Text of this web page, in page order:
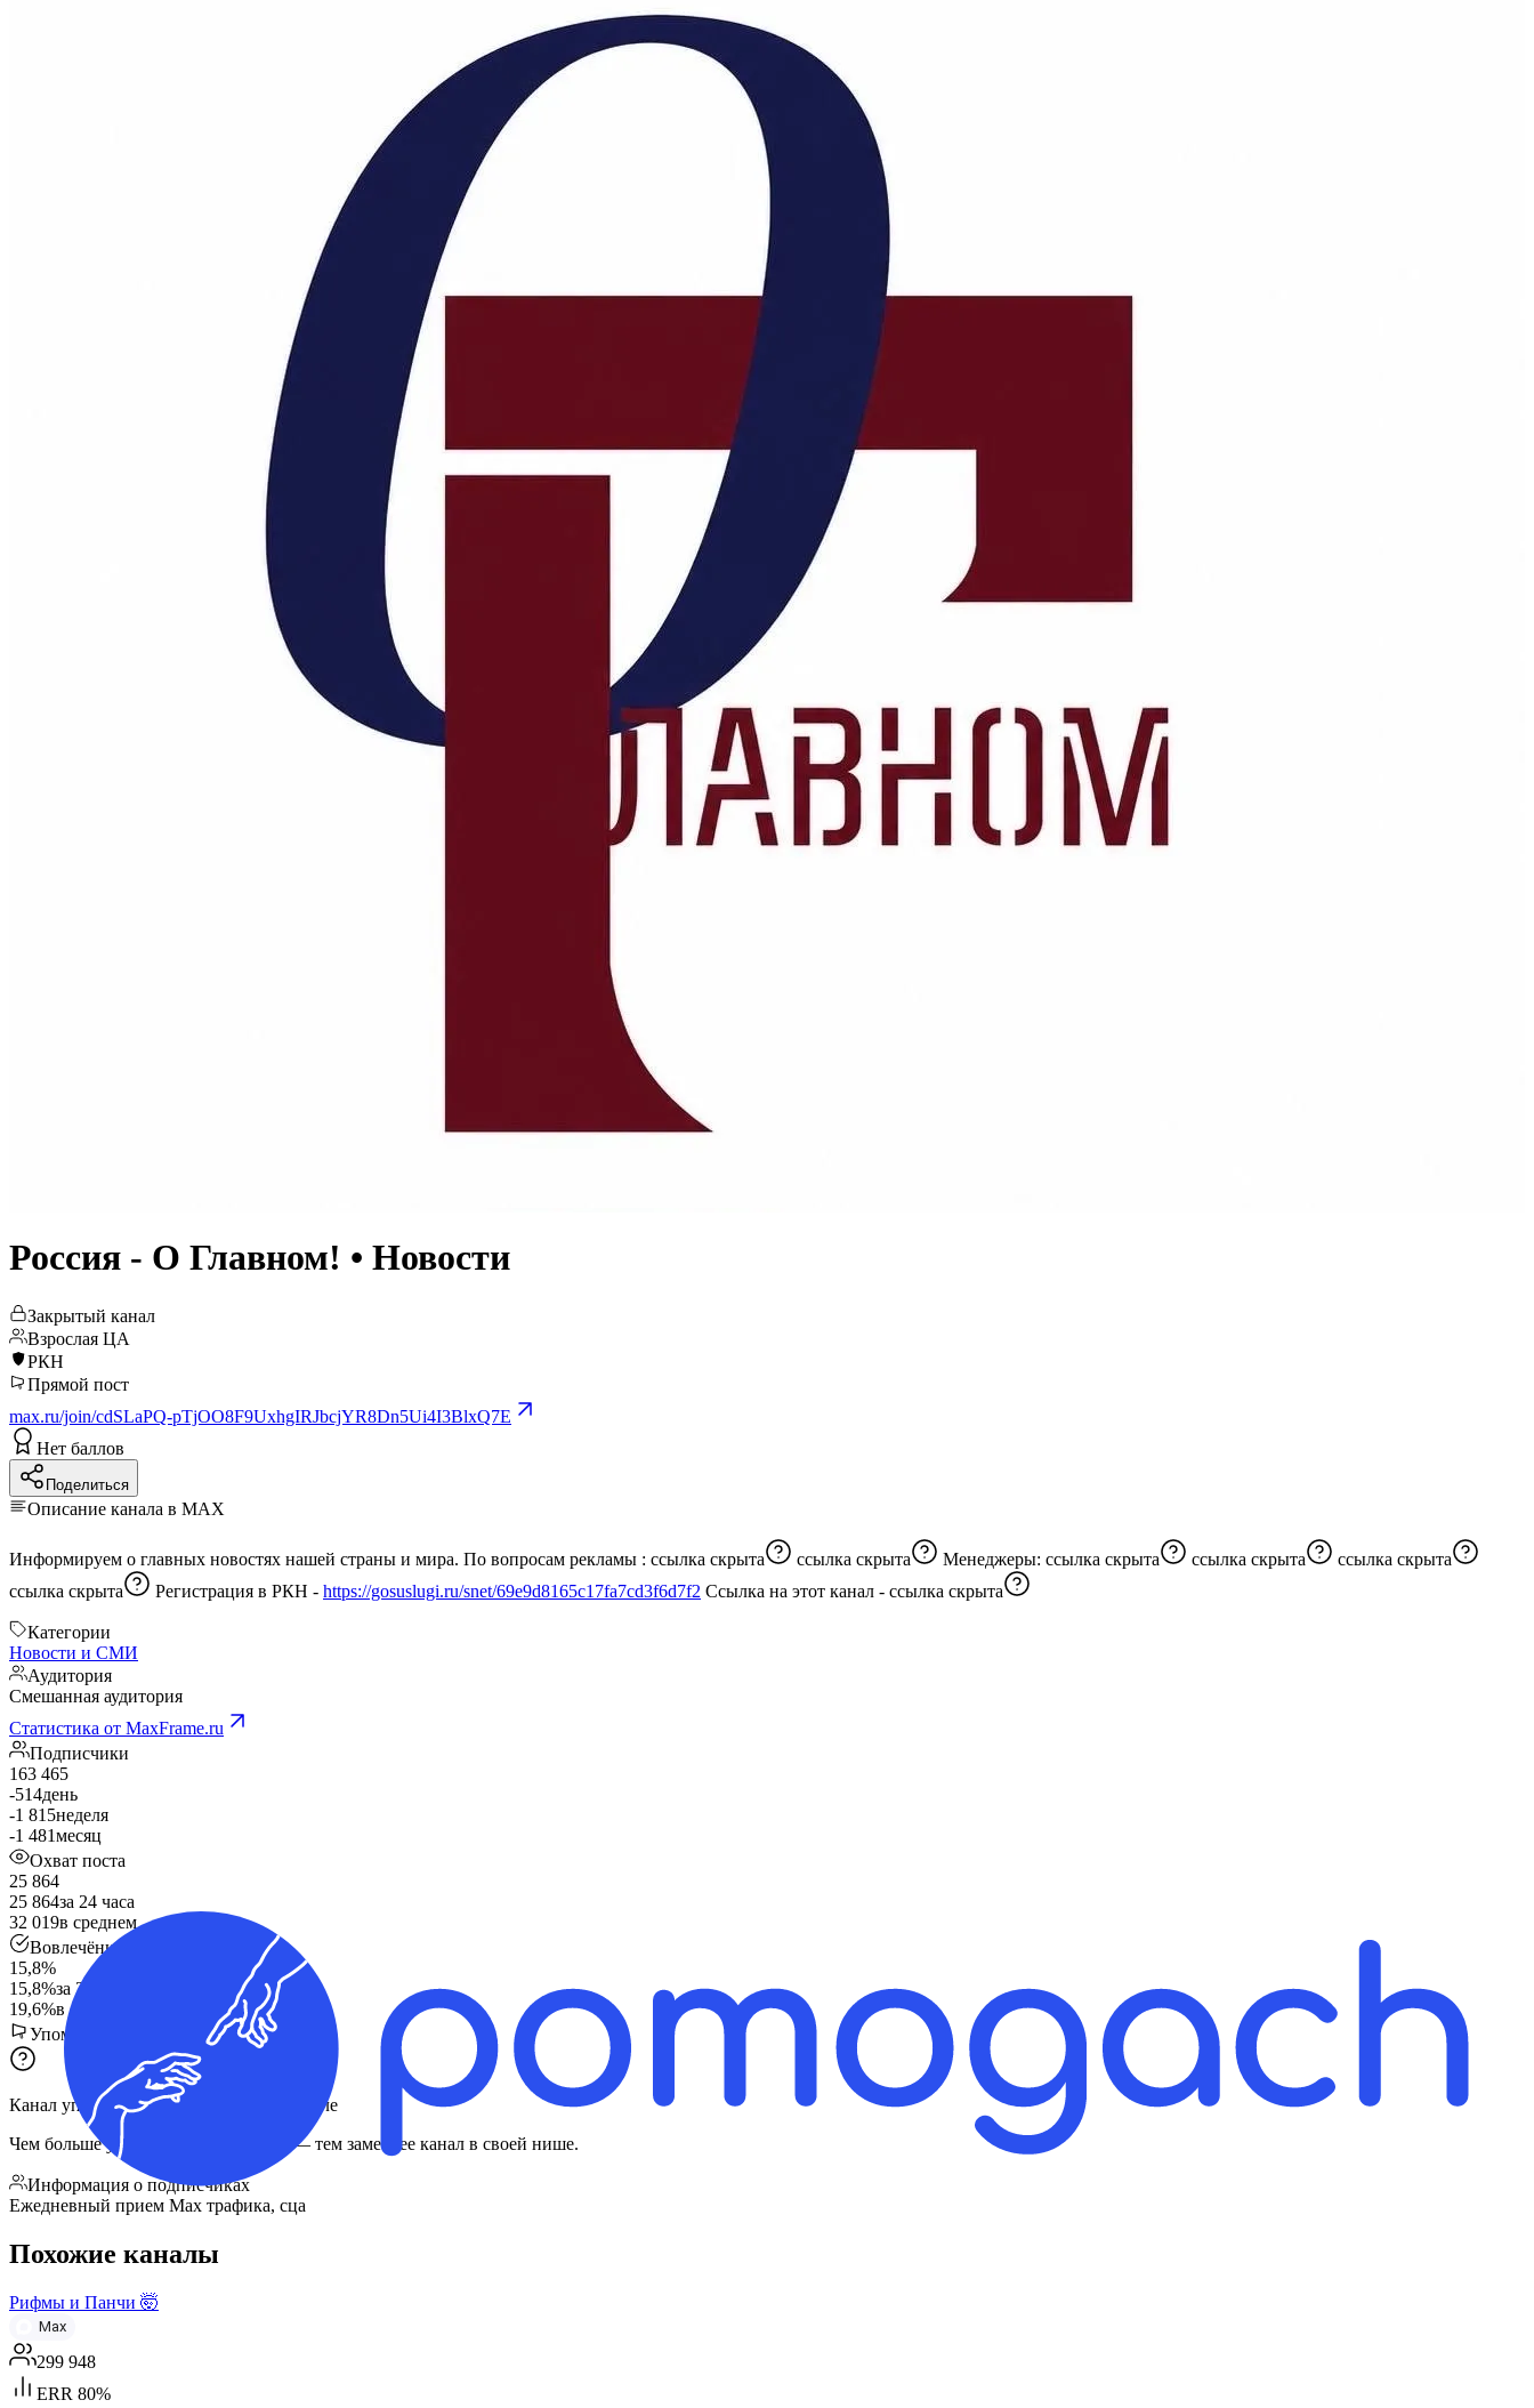
Россия - О Главном! • Новости
Закрытый канал
Взрослая ЦА
РКН
Прямой пост
max.ru/join/cdSLaPQ-pTjOO8F9UxhgIRJbcjYR8Dn5Ui4I3BlxQ7E
Нет баллов
Поделиться
Описание канала в MAX
Информируем о главных новостях нашей страны и мира. По вопросам рекламы : ссылка скрыта ссылка скрыта Менеджеры: ссылка скрыта ссылка скрыта
ссылка скрыта
ссылка скрыта
Регистрация в РКН - https://gosuslugi.ru/snet/69e9d8165c17fa7cd3f6d7f2 Ссылка на этот канал - ссылка скрыта
Категории
Новости и СМИ
Аудитория
Смешанная аудитория
Статистика от MaxFrame.ru
Подписчики
163 465
-514день
-1 815неделя
-1 481месяц
Охват поста
25 864
25 864за 24 часа
32 019в среднем
Вовлечённость
15,8%
15,8%за 24 часа
19,6%в среднем
Упоминания в других каналах
Канал упомянули 2 807
канале
Чем больше упоминаний и каналов — тем заметнее канал в своей нише.
Информация о подписчиках
Ежедневный прием Max трафика, сца
Похожие каналы
Рифмы и Панчи 🤯
Max
299 948
ERR 80%